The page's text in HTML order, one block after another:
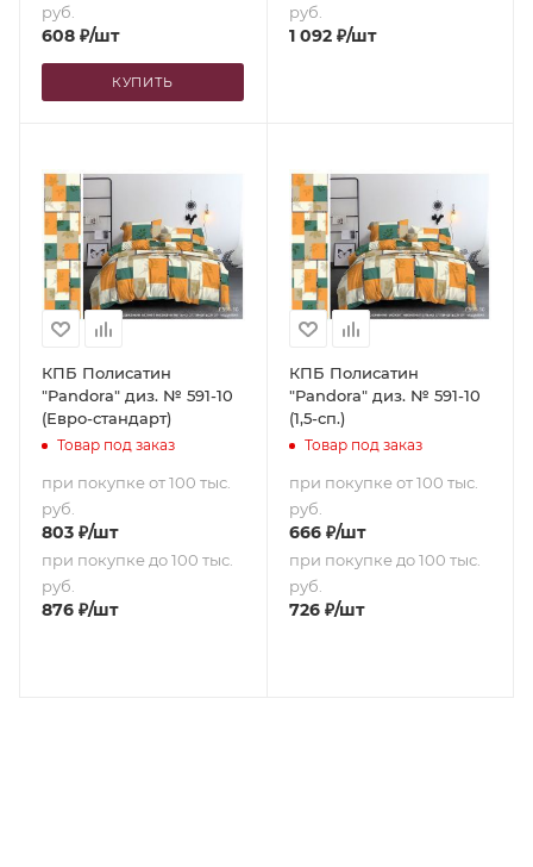
руб.
608 ₽/шт
КУПИТЬ
руб.
1 092₽/шт
КПБ Полисатин
"Pandora" диз. № 591-10
(Евро-стандарт)
Товар под заказ
при покупке от 100 тыс.
руб.
803 ₽/шт
при покупке до 100 тыс.
руб.
876 ₽/шт
КПБ Полисатин
"Pandora" диз. № 591-10
(1,5-сп.)
Товар под заказ
при покупке от 100 тыс.
руб.
666₽/шт
при покупке до 100 тыс.
руб.
726₽/шт